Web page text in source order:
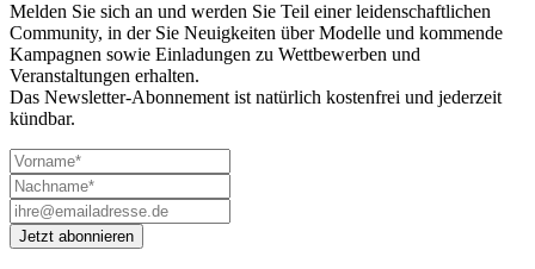
Melden Sie sich an und werden Sie Teil einer leidenschaftlichen
Community, in der Sie Neuigkeiten über Modelle und kommende
Kampagnen sowie Einladungen zu Wettbewerben und
Veranstaltungen erhalten.
Das Newsletter-Abonnement ist natürlich kostenfrei und jederzeit
kündbar.
Jetzt abonnieren